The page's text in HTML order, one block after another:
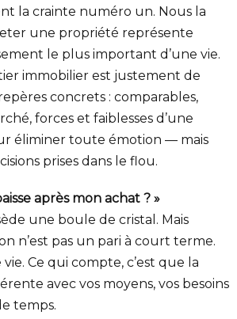
la crainte numéro un. Nous la
une propriété représente
le plus important d’une vie.
immobilier est justement de
concrets : comparables,
forces et faiblesses d’une
éliminer toute émotion — mais
prises dans le flou.
après mon achat ? »
une boule de cristal. Mais
n’est pas un pari à court terme.
Ce qui compte, c’est que la
avec vos moyens, vos besoins
temps.